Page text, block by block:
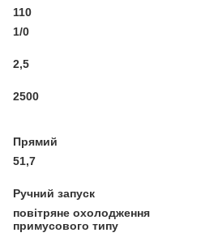
110
1/0
2,5
2500
Прямий
51,7
Ручний запуск
повітряне охолодження
примусового типу